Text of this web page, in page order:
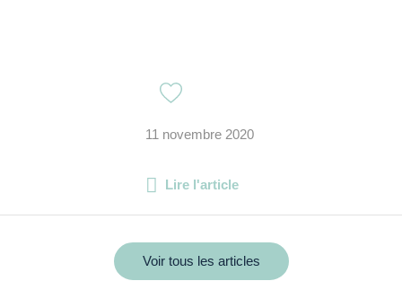
11 novembre 2020
Lire l'article
Voir tous les articles